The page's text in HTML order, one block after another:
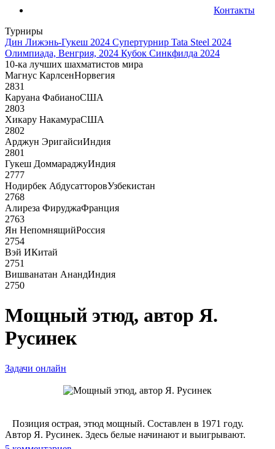
Контакты
Турниры
Дин Лижэнь-Гукеш 2024 Супертурнир Tata Steel 2024
Олимпиада, Венгрия, 2024 Кубок Синкфилда 2024
10-ка лучших шахматистов мира
Магнус КарлсенНорвегия
2831
Каруана ФабианоСША
2803
Хикару НакамураСША
2802
Арджун ЭригайсиИндия
2801
Гукеш ДоммараджуИндия
2777
Нодирбек АбдусатторовУзбекистан
2768
Алиреза ФируджаФранция
2763
Ян НепомнящийРоссия
2754
Вэй ИКитай
2751
Вишванатан АнандИндия
2750
Мощный этюд, автор Я.
Русинек
Задачи онлайн
Позиция острая, этюд мощный. Составлен в 1971 году.
Автор Я. Русинек. Здесь белые начинают и выигрывают.